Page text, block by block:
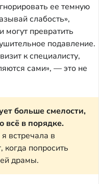
ее темную
слабость»,
могут превратить
подавление.
к специалисту,
сами», — это не
больше смелости,
всё в порядке.
встречала в
когда попросить
драмы.